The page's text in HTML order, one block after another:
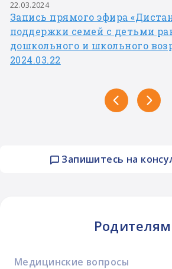
Запишитесь на
Родителям
Медицинские вопросы
22.03.2024
Запись прямого эфира
поддержки семей с детьми
дошкольного и школьного
2024.03.22